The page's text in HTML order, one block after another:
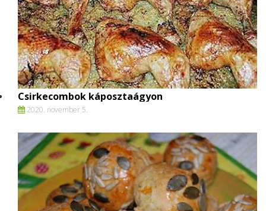
Csirkecombok káposztaágyon
2020. november 5.